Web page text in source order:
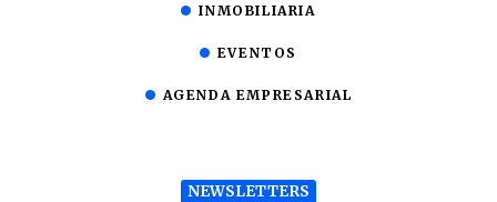
INMOBILIARIA
EVENTOS
AGENDA EMPRESARIAL
NEWSLETTERS